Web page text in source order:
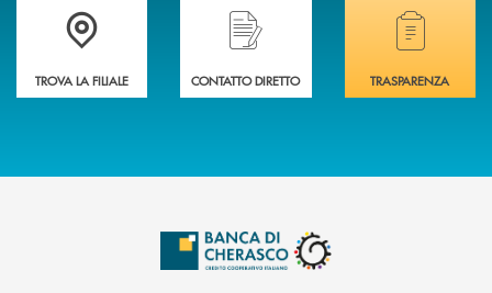
Accedi all' elenco completo delle filiali .
TROVA LA FILIALE
Hai bisogno di assistenza immediata?
CONTATTO DIRETTO
Hai bisogno di
TRASPARENZA